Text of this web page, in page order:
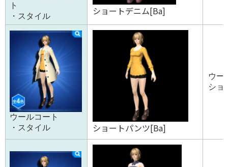
ト
・スタイル
ショートデニム[Ba]
ウールコート
・スタイル
ショートパンツ[Ba]
ウー
ショ